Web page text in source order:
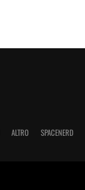
ALTRO SPACENERD